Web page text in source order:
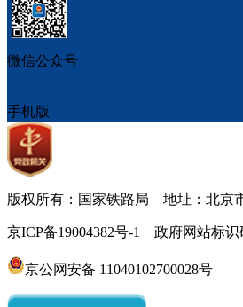
微信公众号
手机版
版权所有：国家铁路局 地址：北京
京ICP备19004382号-1 政府网站标识
京公网安备 11040102700028号